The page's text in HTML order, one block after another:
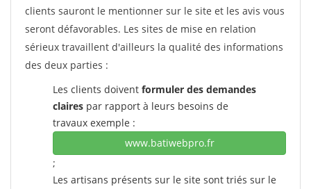
clients sauront le mentionner sur le site et les avis vous
seront défavorables. Les sites de mise en relation
sérieux travaillent d'ailleurs la qualité des informations
des deux parties :
Les clients doivent formuler des demandes
claires par rapport à leurs besoins de
travaux exemple :
www.batiwebpro.fr
;
Les artisans présents sur le site sont triés sur le